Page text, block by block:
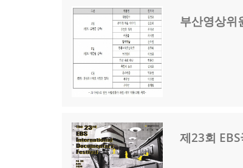
부산영상위
제23회